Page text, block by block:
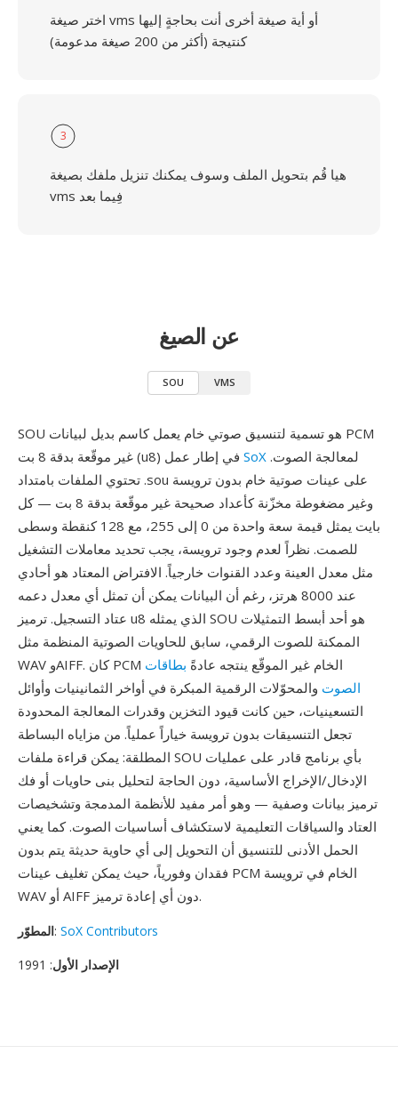
اختر صيغة vms أو أية صيغة أخرى أنت بحاجةٍ إليها
كنتيجة (أكثر من 200 صيغة مدعومة)
3
هيا قُم بتحويل الملف وسوف يمكنك تنزيل ملفك بصيغة
vms فِيما بعد
عن الصيغ
SOU VMS
SOU هو تسمية لتنسيق صوتي خام يعمل كاسم بديل لبيانات PCM
SoX
تحتوي الملفات بامتداد .sou على عينات صوتية خام بدون ترويسة
وغير مضغوطة مخزّنة كأعداد صحيحة غير موقّعة بدقة 8 بت — كل
بايت يمثل قيمة سعة واحدة من 0 إلى 255، مع 128 كنقطة وسطى
للصمت. نظراً لعدم وجود ترويسة، يجب تحديد معاملات التشغيل
مثل معدل العينة وعدد القنوات خارجياً. الافتراض المعتاد هو أحادي
عند 8000 هرتز، رغم أن البيانات يمكن أن تمثل أي معدل دعمه
عتاد التسجيل. ترميز u8 الذي يمثله SOU هو أحد أبسط التمثيلات
الممكنة للصوت الرقمي، سابق للحاويات الصوتية المنظمة مثل
WAV وAIFF. كان PCM الخام غير الموقّع ينتجه عادةً بطاقات
الصوت والمحوّلات الرقمية المبكرة في أواخر الثمانينيات وأوائل
التسعينيات، حين كانت قيود التخزين وقدرات المعالجة المحدودة
تجعل التنسيقات بدون ترويسة خياراً عملياً. من مزاياه البساطة
المطلقة: يمكن قراءة ملفات SOU بأي برنامج قادر على عمليات
الإدخال/الإخراج الأساسية، دون الحاجة لتحليل بنى حاويات أو فك
ترميز بيانات وصفية — وهو أمر مفيد للأنظمة المدمجة وتشخيصات
العتاد والسياقات التعليمية لاستكشاف أساسيات الصوت. كما يعني
الحمل الأدنى للتنسيق أن التحويل إلى أي حاوية حديثة يتم بدون
فقدان وفورياً، حيث يمكن تغليف عينات PCM الخام في ترويسة
WAV أو AIFF دون أي إعادة ترميز.
المطوّر: SoX Contributors
الإصدار الأول: 1991